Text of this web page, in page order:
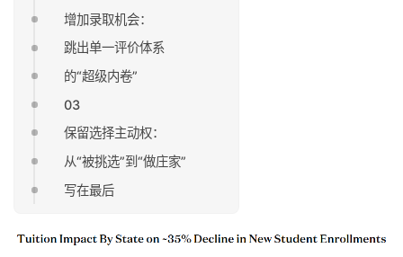
增加录取机会：
跳出单一评价体系
的“超级内卷”
03
保留选择主动权：
从“被挑选”到“做庄家”
写在最后